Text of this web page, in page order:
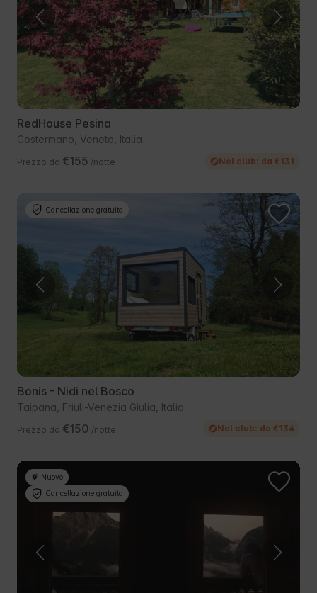
RedHouse Pesina
Costermano, Veneto, Italia
Prezzo da €155 /notte Nel club: da €131
Cancellazione gratuita
Bonis - Nidi nel Bosco
Taipana, Friuli-Venezia Giulia, Italia
Prezzo da €150 /notte Nel club: da €134
Nuovo
Cancellazione gratuita